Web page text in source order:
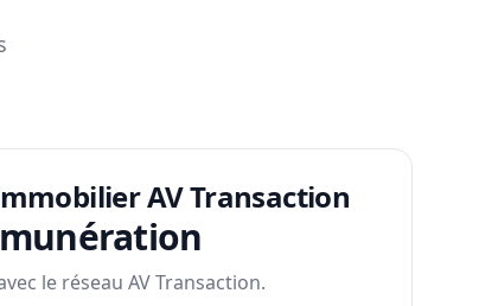
AV Transaction
le réseau AV Transaction.